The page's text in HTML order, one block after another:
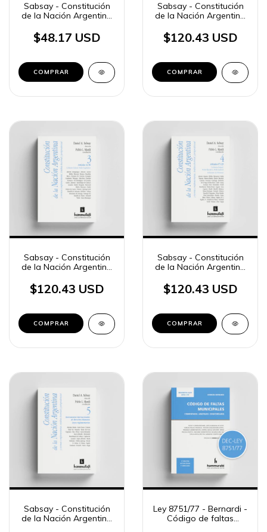
Sabsay - Constitución
de la Nación Argentina
$48.17 USD
COMPRAR
Sabsay - Constitución
de la Nación Argentina
$120.43 USD
COMPRAR
Sabsay - Constitución
de la Nación Argentina
$120.43 USD
COMPRAR
Sabsay - Constitución
de la Nación Argentina
$120.43 USD
COMPRAR
Sabsay - Constitución
de la Nación Argentina
Ley 8751/77 - Bernardi -
Código de faltas